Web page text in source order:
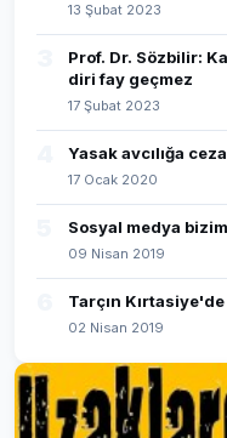
13 Şubat 2023
Prof. Dr. Sözbilir:
diri fay geçmez
17 Şubat 2023
Yasak avcılığa
17 Ocak 2020
Sosyal medya
09 Nisan 2019
Tarçın
02 Nisan 2019